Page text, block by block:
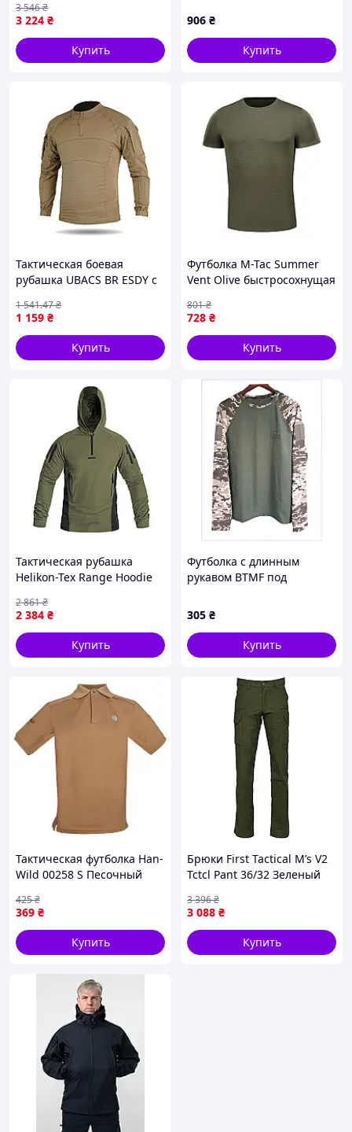
Navy Blue XL 7001-VO
3 224 ₴
3 546₴
Купить
906 ₴
Купить
Тактическая боевая
рубашка UBACS BR ESDY с
«койот»
1 159 ₴
1 541.47₴
Купить
Футболка M-Tac Summer
Vent Olive быстросохнущая
2XL 8012-VO
728 ₴
801₴
Купить
Тактическая рубашка
Helikon-Tex Range Hoodie
Термоактивный полиэстер,
усиленные локти,
уникальное покрытие
2 384 ₴
2 861₴
Купить
Футболка с длинным
рукавом BTMF под
305 ₴
Купить
Тактическая футболка Han-
Wild 00258 S Песочный
369 ₴
425₴
Купить
Брюки First Tactical M’s V2
Tctcl Pant 36/32 Зеленый
3 088 ₴
3 396₴
Купить